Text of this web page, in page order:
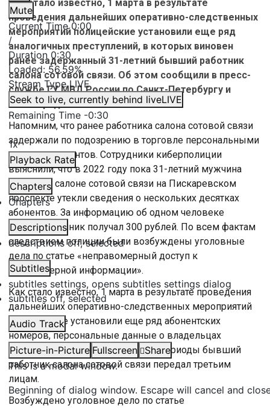
Mute
Current Time0:00
/
Duration 0:30
Loaded: 56.59%
Stream TypeLIVE
Seek to live, currently behind liveLIVE
Remaining Time -0:30
1x
Playback Rate
Chapters
Chapters
Descriptions
descriptions off, selected
Subtitles
subtitles settings, opens subtitles settings dialog
subtitles off, selected
Audio Track
Picture-in-Picture Fullscreen
Share
This is a modal window.
Beginning of dialog window. Escape will cancel and
Как стало известно, 1 марта в результате
проведения дальнейших оперативно-следственных
мероприятий полицейские установили еще ряд
аналогичных преступлений, в которых виновен
ранее задержанный 31-летний бывший работник
салона сотовой связи. Об этом сообщили в пресс-
службе ГУ МВД России по Санкт-Петербургу и
Ленинградской области.
Напомним, что ранее работника салона сотовой связи
задержали по подозрению в торговле персональными
данными клиентов. Сотрудники киберполиции
выяснили, что в 2022 году пока 31-летний мужчина
работал в салоне сотовой связи на Пискаревском
проспекте утекли сведения о нескольких десятках
абонентов. За информацию об одном человеке
злоумышленник получал 300 рублей. По всем фактам
следствием полиции были возбуждены уголовные
дела по статье «неправомерный доступ к
компьютерной информации».
Как стало известно, 1 марта в результате проведения
дальнейших оперативно-следственных мероприятий
полицейские установили еще ряд абонентских
номеров, персональные данные о владельцах
которых задержанный в разные периоды бывший
работник салона сотовой связи передал третьим
лицам.
Возбуждено уголовное дело по статье